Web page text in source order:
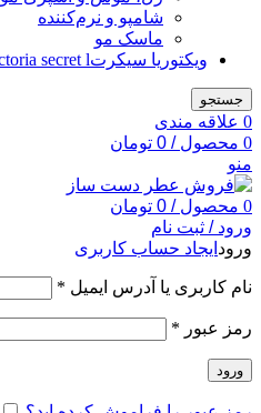
شامپو و نرم‌کننده
ماسک مو
ویکتوریا سیکرتVictoria secret l
جستجو
0 علاقه مندی
0 محصول /
0 تومان
منو
0 محصول /
0 تومان
ورود / ثبت نام
ورود ایجاد حساب کاربری
نام کاربری یا آدرس ایمیل *
رمز عبور *
ورود